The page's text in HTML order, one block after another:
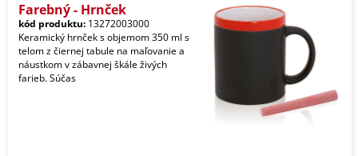
Farebný - Hrnček
kód produktu: 13272003000
Keramický hrnček s objemom 350 ml s
telom z čiernej tabule na maľovanie a
náustkom v zábavnej škále živých
farieb. Súčas